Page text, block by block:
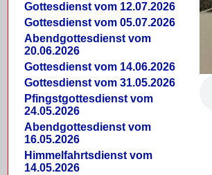
Gottesdienst vom 12.07.2026
Gottesdienst vom 05.07.2026
Abendgottesdienst vom
20.06.2026
Gottesdienst vom 14.06.2026
Gottesdienst vom 31.05.2026
Pfingstgottesdienst vom
24.05.2026
Abendgottesdienst vom
16.05.2026
Himmelfahrtsdienst vom
14.05.2026